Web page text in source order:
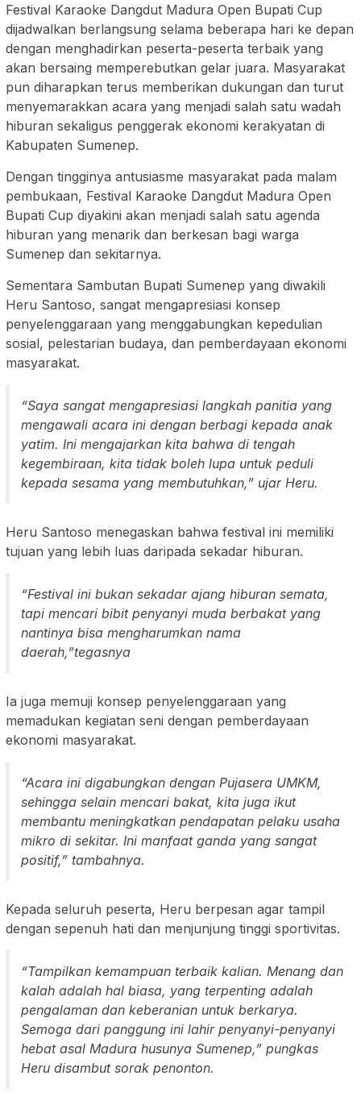
Festival Karaoke Dangdut Madura Open Bupati Cup
dijadwalkan berlangsung selama beberapa hari ke depan
dengan menghadirkan peserta-peserta terbaik yang
akan bersaing memperebutkan gelar juara. Masyarakat
pun diharapkan terus memberikan dukungan dan turut
menyemarakkan acara yang menjadi salah satu wadah
hiburan sekaligus penggerak ekonomi kerakyatan di
Kabupaten Sumenep.
Dengan tingginya antusiasme masyarakat pada malam
pembukaan, Festival Karaoke Dangdut Madura Open
Bupati Cup diyakini akan menjadi salah satu agenda
hiburan yang menarik dan berkesan bagi warga
Sumenep dan sekitarnya.
Sementara Sambutan Bupati Sumenep yang diwakili
Heru Santoso, sangat mengapresiasi konsep
penyelenggaraan yang menggabungkan kepedulian
sosial, pelestarian budaya, dan pemberdayaan ekonomi
masyarakat.
“Saya sangat mengapresiasi langkah panitia yang
mengawali acara ini dengan berbagi kepada anak
yatim. Ini mengajarkan kita bahwa di tengah
kegembiraan, kita tidak boleh lupa untuk peduli
kepada sesama yang membutuhkan,” ujar Heru.
Heru Santoso menegaskan bahwa festival ini memiliki
tujuan yang lebih luas daripada sekadar hiburan.
“Festival ini bukan sekadar ajang hiburan semata,
tapi mencari bibit penyanyi muda berbakat yang
nantinya bisa mengharumkan nama
daerah,”tegasnya
Ia juga memuji konsep penyelenggaraan yang
memadukan kegiatan seni dengan pemberdayaan
ekonomi masyarakat.
“Acara ini digabungkan dengan Pujasera UMKM,
sehingga selain mencari bakat, kita juga ikut
membantu meningkatkan pendapatan pelaku usaha
mikro di sekitar. Ini manfaat ganda yang sangat
positif,” tambahnya.
Kepada seluruh peserta, Heru berpesan agar tampil
dengan sepenuh hati dan menjunjung tinggi sportivitas.
“Tampilkan kemampuan terbaik kalian. Menang dan
kalah adalah hal biasa, yang terpenting adalah
pengalaman dan keberanian untuk berkarya.
Semoga dari panggung ini lahir penyanyi-penyanyi
hebat asal Madura husunya Sumenep,” pungkas
Heru disambut sorak penonton.